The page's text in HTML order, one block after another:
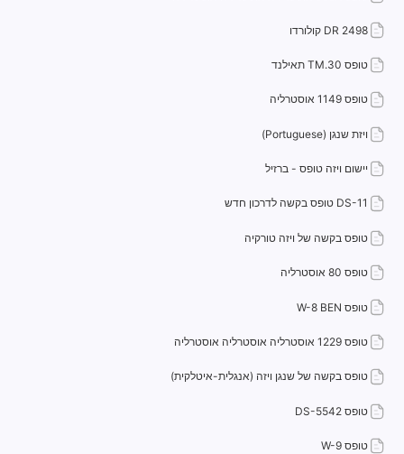
DR 2498 קולורדו
טופס TM.30 תאילנד
טופס 1149 אוסטרליה
ויזת שנגן (Portuguese)
יישום ויזה טופס - ברזיל
DS-11 טופס בקשה לדרכון חדש
טופס בקשה של ויזה טורקיה
טופס 80 אוסטרליה
טופס W-8 BEN
טופס 1229 אוסטרליה אוסטרליה אוסטרליה
טופס בקשה של שנגן ויזה (אנגלית-איטלקית)
טופס DS-5542
טופס W-9